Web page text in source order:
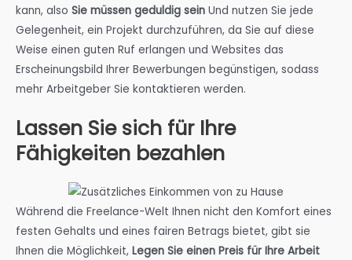
kann, also Sie müssen geduldig sein Und nutzen Sie jede
Gelegenheit, ein Projekt durchzuführen, da Sie auf diese
Weise einen guten Ruf erlangen und Websites das
Erscheinungsbild Ihrer Bewerbungen begünstigen, sodass
mehr Arbeitgeber Sie kontaktieren werden.
Lassen Sie sich für Ihre
Fähigkeiten bezahlen
Während die Freelance-Welt Ihnen nicht den Komfort eines
festen Gehalts und eines fairen Betrags bietet, gibt sie
Ihnen die Möglichkeit, Legen Sie einen Preis für Ihre Arbeit